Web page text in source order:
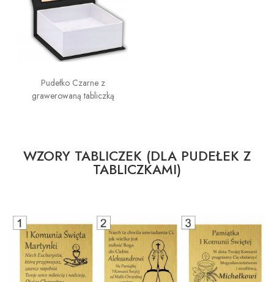
Pudełko Czarne z
grawerowaną tabliczką
WZORY TABLICZEK (DLA PUDEŁEK Z
TABLICZKAMI)